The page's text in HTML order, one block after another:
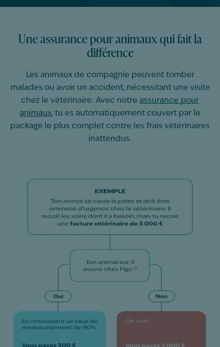
Une assurance pour animaux qui fait la
différence
Les animaux de compagnie peuvent tomber
malades ou avoir un accident, nécessitant une visite
chez le vétérinaire. Avec notre assurance pour
animaux, tu es automatiquement couvert par le
package le plus complet contre les frais vétérinaires
inattendus.